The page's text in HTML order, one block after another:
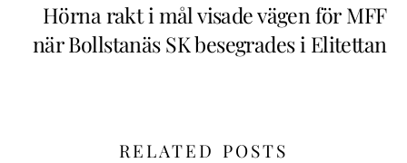
Hörna rakt i mål visade vägen för MFF
när Bollstanäs SK besegrades i Elitettan
RELATED POSTS